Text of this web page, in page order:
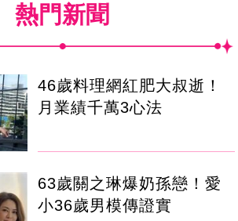
熱門新聞
46歲料理網紅肥大叔逝！
月業績千萬3心法
63歲關之琳爆奶孫戀！愛
小36歲男模傳證實